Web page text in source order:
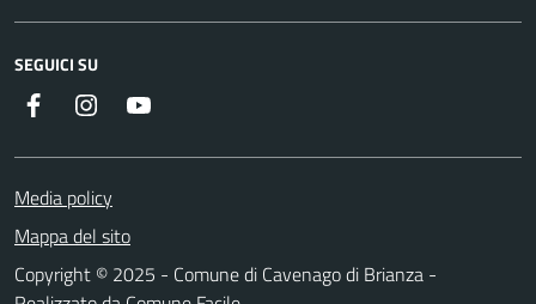
SEGUICI SU
Facebook Instagram
Media policy
Mappa del sito
Copyright © 2025 - Comune di Cavenago di Brianza -